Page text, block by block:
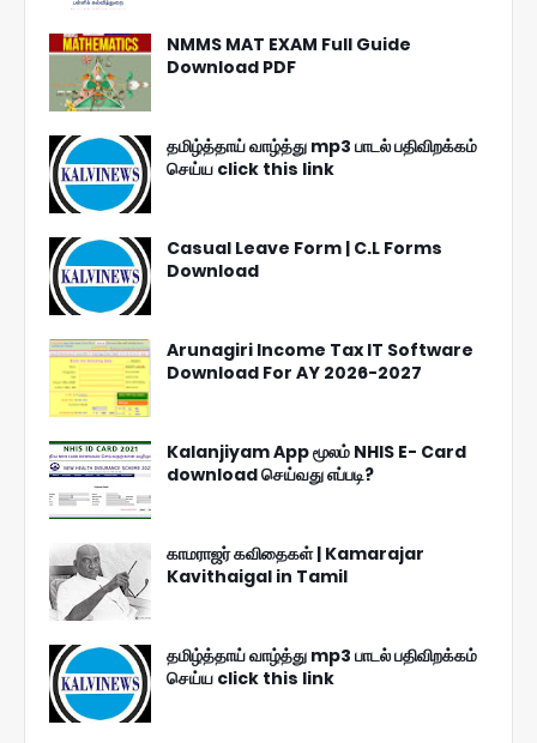
NMMS MAT EXAM Full Guide
Download PDF
தமிழ்த்தாய் வாழ்த்து mp3 பாடல் பதிவிறக்கம்
செய்ய click this link
Casual Leave Form | C.L Forms
Download
Arunagiri Income Tax IT Software
Download For AY 2026-2027
Kalanjiyam App மூலம் NHIS E- Card
download செய்வது எப்படி?
காமராஜர் கவிதைகள் | Kamarajar
Kavithaigal in Tamil
தமிழ்த்தாய் வாழ்த்து mp3 பாடல் பதிவிறக்கம்
செய்ய click this link